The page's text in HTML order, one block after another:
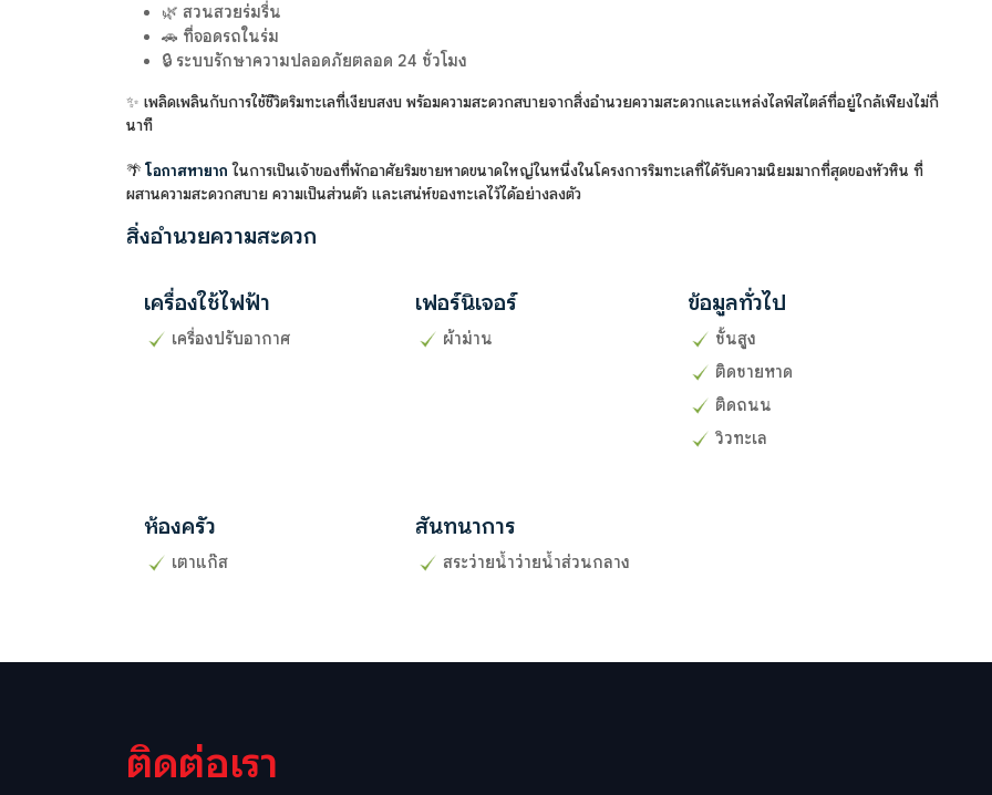
🌿 สวนสวยร่มรื่น
🚗 ที่จอดรถในร่ม
🔒 ระบบรักษาความปลอดภัยตลอด 24 ชั่วโมง
✨ เพลิดเพลินกับการใช้ชีวิตริมทะเลที่เงียบสงบ พร้อมความสะดวกสบายจากสิ่งอำนวยความสะดวกและแหล่งไลฟ์สไตล์ที่อยู่ใกล้เพียงไม่กี่
นาที
🌴โอกาสหายาก ในการเป็นเจ้าของที่พักอาศัยริมชายหาดขนาดใหญ่ในหนึ่งในโครงการริมทะเลที่ได้รับความนิยมมากที่สุดของหัวหิน ที่
ผสานความสะดวกสบาย ความเป็นส่วนตัว และเสน่ห์ของทะเลไว้ได้อย่างลงตัว
สิ่งอำนวยความสะดวก
เครื่องใช้ไฟฟ้า
เครื่องปรับอากาศ
เฟอร์นิเจอร์
ผ้าม่าน
ข้อมูลทั่วไป
ชั้นสูง
ติดชายหาด
ติดถนน
วิวทะเล
ห้องครัว
เตาแก๊ส
สันทนาการ
สระว่ายน้ำว่ายน้ำส่วนกลาง
ติดต่อเรา